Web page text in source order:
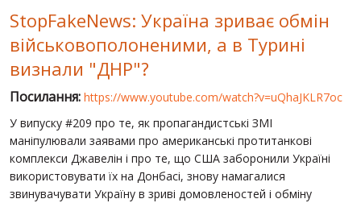
"WINTER ON FIRE"
ХРОНОЛОГІЯ ЄВРОМАЙДАНУ
StopFakeNews: Україна зриває обмін
військовополоненими, а в Турині
визнали "ДНР"?
Посилання: https://www.youtube.com/watch?v=uQhaJKLR7oc
У випуску #209 про те, як пропагандистські ЗМІ
маніпулювали заявами про американські протитанкові
комплекси Джавелін і про те, що США заборонили Україні
використовувати їх на Донбасі, знову намагалися
звинувачувати Україну в зриві домовленостей і обміну